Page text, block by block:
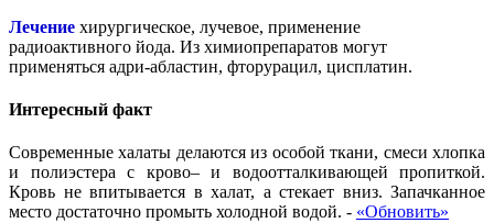
Лечение хирургическое, лучевое, применение
радиоактивного йода. Из химиопрепаратов могут
применяться адри-абластин, фторурацил, цисплатин.
Интересный факт
Современные халаты делаются из особой ткани, смеси хлопка
и полиэстера с крово– и водоотталкивающей пропиткой.
Кровь не впитывается в халат, а стекает вниз. Запачканное
место достаточно промыть холодной водой. - «Обновить»